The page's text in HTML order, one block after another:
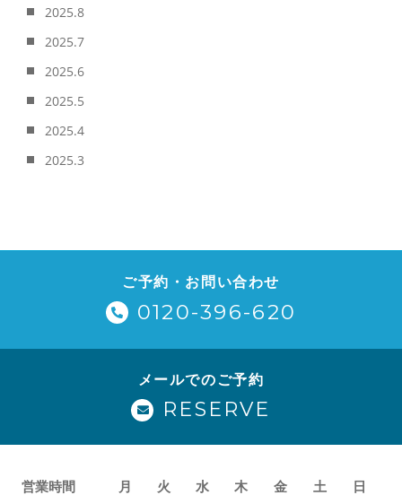
2025.8
2025.7
2025.6
2025.5
2025.4
2025.3
ご予約・お問い合わせ
0120-396-620
メールでのご予約
RESERVE
営業時間 月 火 水 木 金 土 日